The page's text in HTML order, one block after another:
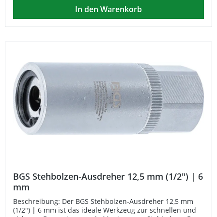
Korrosionsschutz garantiert. Der Ausdreher besteht aus
hochwertigem Chrom-Vanadium-Stahl und besitzt eine
Länge von 60 mm. Über den Außensechskant (21 mm)
Schraubenschlüssel bedient werden. Hochwertiger
Klemmwalzen für sicheren Halt des Stehbolzens Chrom-
Vanadium-Stahl für Langlebigkeit und Stabilität
Hochglanz- und Mattverchromung zum Schutz vor
Korrosion Einfacher Antrieb über 21 mm Außensechskant
Lieferumfang: 1× BGS Stehbolzen-Ausdreher 12,5 mm
(1/2") – 8 mm
In den Warenkorb
BGS Stehbolzen-Ausdreher 12,5 mm (1/2") | 6
mm
Beschreibung: Der BGS Stehbolzen-Ausdreher 12,5 mm
(1/2") | 6 mm ist das ideale Werkzeug zur schnellen und